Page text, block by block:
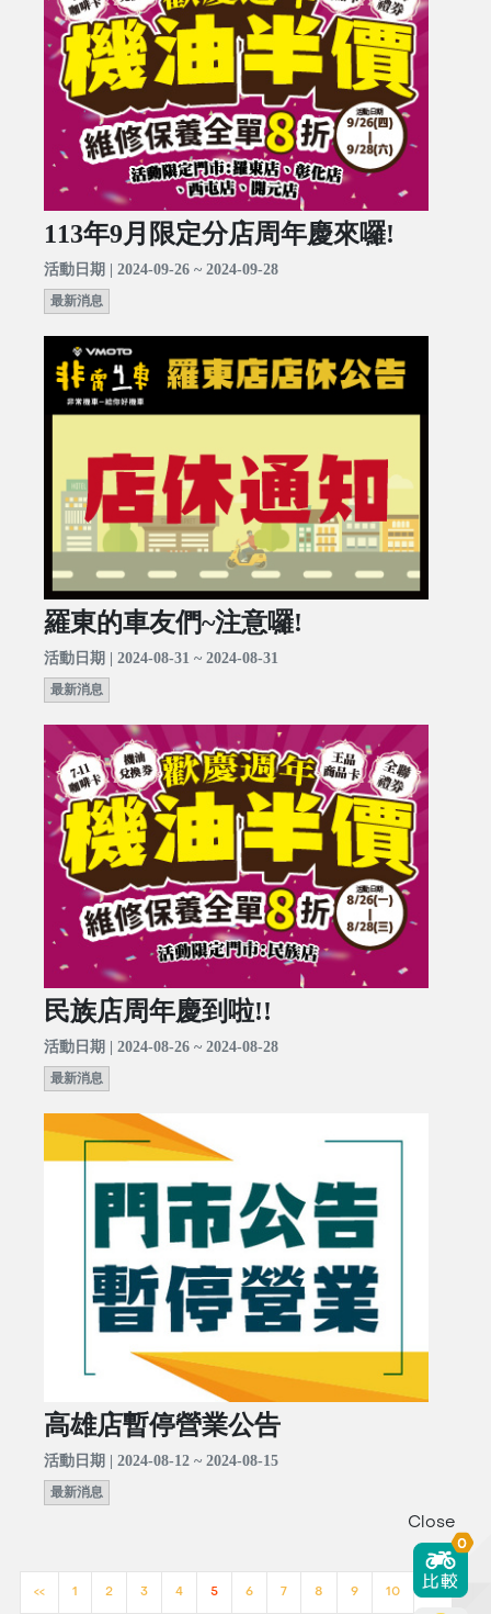
113年9月限定分店周年慶來囉!
活動日期 | 2024-09-26 ~ 2024-09-28
最新消息
羅東的車友們~注意囉!
活動日期 | 2024-08-31 ~ 2024-08-31
最新消息
民族店周年慶到啦!!
活動日期 | 2024-08-26 ~ 2024-08-28
最新消息
高雄店暫停營業公告
活動日期 | 2024-08-12 ~ 2024-08-15
最新消息
<< 1 2 3 4 5 6 7 8 9 10 >>
Close
0